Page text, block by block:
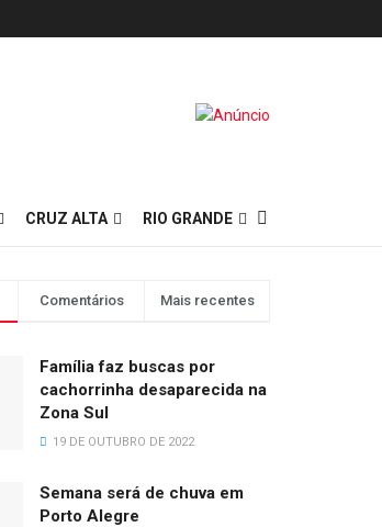
CRUZ ALTA RIO GRANDE
Comentários Mais recentes
Família faz buscas por
cachorrinha desaparecida na
Zona Sul
19 DE OUTUBRO DE 2022
Semana será de chuva em
Porto Alegre